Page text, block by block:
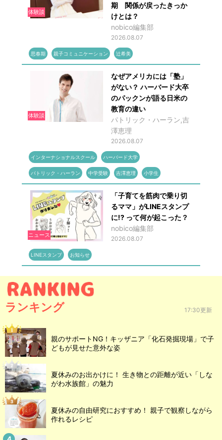
体験談
期 関係が戻ったきっか
けとは？
nobico編集部
2026.08.07
思春期 親子コミュニケーション 辻希美
体験談
なぜアメリカには「塾」
がない？ ハーバード大卒
のパックンが語る日米の
教育の違い
パトリック・ハーラン,吉
澤恵理
2026.08.07
インターナショナルスクール ハーバード大学
パトリック・ハーラン 中学受験 吉澤恵理 小学生
ニュース
「子育てを筋肉で乗り切
るママ」がLINEスタンプ
に!? って何が起こった？
nobico編集部
2026.08.07
LINEスタンプ お知らせ
ランキング 17:30更新
親のサポートNG！キッザニア「化石発掘現場」で子
どもが見せた意外な姿
夏休みのお出かけに！ 生き物との距離が近い「しな
がわ水族館」の魅力
夏休みの自由研究におすすめ！ 親子で観察しながら
作れるレシピ